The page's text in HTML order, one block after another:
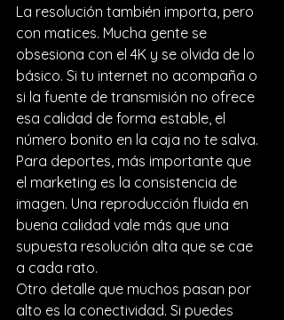
La resolución también importa, pero
con matices. Mucha gente se
obsesiona con el 4K y se olvida de lo
básico. Si tu internet no acompaña o
si la fuente de transmisión no ofrece
esa calidad de forma estable, el
número bonito en la caja no te salva.
Para deportes, más importante que
el marketing es la consistencia de
imagen. Una reproducción fluida en
buena calidad vale más que una
supuesta resolución alta que se cae
a cada rato.
Otro detalle que muchos pasan por
alto es la conectividad. Si puedes